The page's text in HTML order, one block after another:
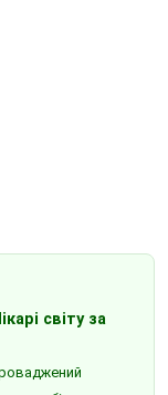
світу за